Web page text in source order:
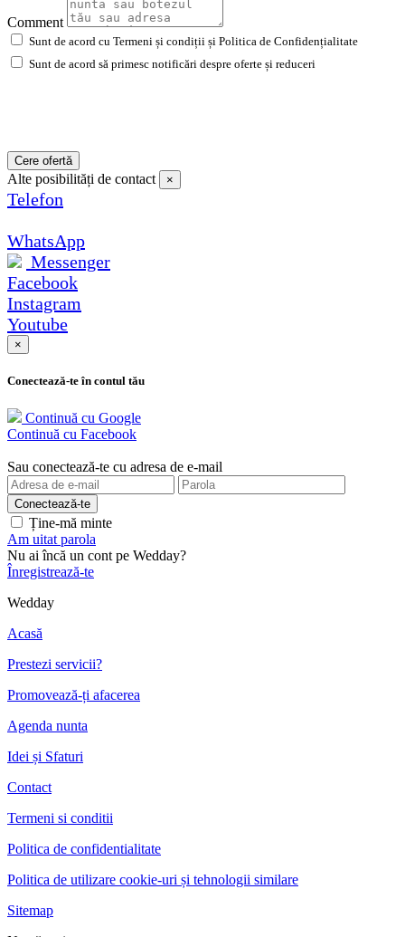
Comment
Sunt de acord cu Termeni și condiții și Politica de Confidențialitate
Sunt de acord să primesc notificări despre oferte și reduceri
Cere ofertă
Alte posibilități de contact ×
Telefon
WhatsApp
Messenger
Facebook
Instagram
Youtube
×
Conectează-te în contul tău
Continuă cu Google
Continuă cu Facebook
Sau conectează-te cu adresa de e-mail
Ține-mă minte
Am uitat parola
Nu ai încă un cont pe Wedday?
Înregistrează-te
Wedday
Acasă
Prestezi servicii?
Promovează-ți afacerea
Agenda nunta
Idei și Sfaturi
Contact
Termeni si conditii
Politica de confidentialitate
Politica de utilizare cookie-uri și tehnologii similare
Sitemap